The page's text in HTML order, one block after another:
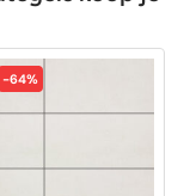
-64%